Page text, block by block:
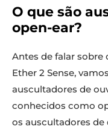
O que são
open-ear?
Antes de falar sobre
Ether 2 Sense,
auscultadores de
conhecidos como
os auscultadores